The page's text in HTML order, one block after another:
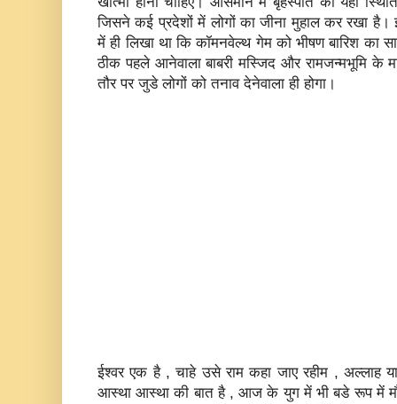
जिसने कई प्रदेशों में लोगों का जीना मुहाल कर रखा है।
में ही लिखा था कि कॉमनवेल्‍थ गेम को भीषण बारिश का
ठीक पहले आनेवाला बाबरी मस्जिद और रामजन्‍मभूमि के
तौर पर जुडे लोगों को तनाव देनेवाला ही होगा ।
ईश्‍वर एक है , चाहे उसे राम कहा जाए रहीम , अल्‍लाह
आस्‍था आस्‍था की बात है , आज के युग में भी बडे रूप में